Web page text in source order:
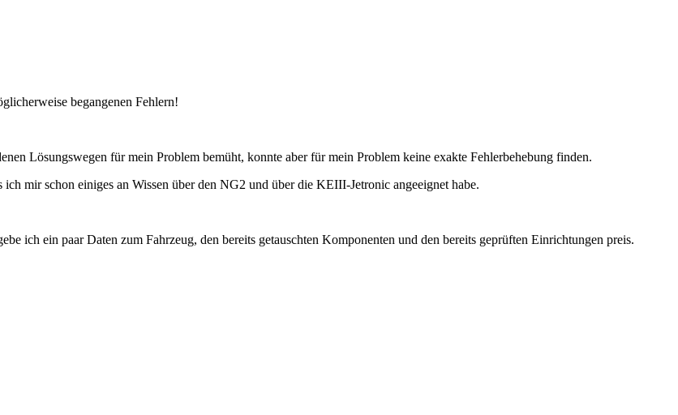
begangenen Fehlern!
Lösungswegen für mein Problem bemüht, konnte aber für mein Problem keine exakte Fehlerbehebung finden.
mir schon einiges an Wissen über den NG2 und über die KEIII-Jetronic angeeignet habe.
ich ein paar Daten zum Fahrzeug, den bereits getauschten Komponenten und den bereits geprüften Einrichtungen preis.